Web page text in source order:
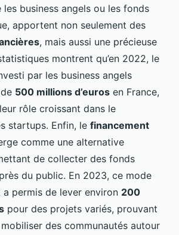
les business angels ou les fonds
apportent non seulement des
, mais aussi une précieuse
montrent qu’en 2022, le
par les business angels
500 millions d’euros en France,
rôle croissant dans le
startups. Enfin, le financement
comme une alternative
de collecter des fonds
du public. En 2023, ce mode
permis de lever environ 200
pour des projets variés, prouvant
des communautés autour